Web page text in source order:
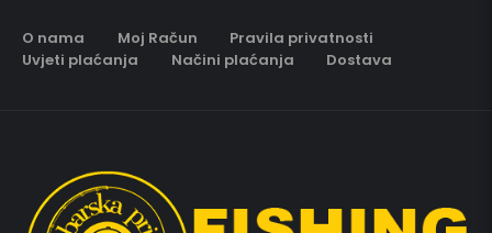
O nama Moj Račun
Pravila privatnosti
Uvjeti plaćanja
Načini plaćanja Dostava